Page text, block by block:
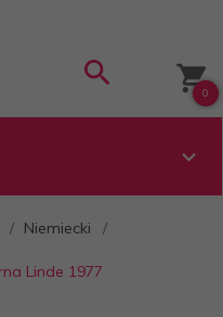
0
Niemiecki
Linde 1977